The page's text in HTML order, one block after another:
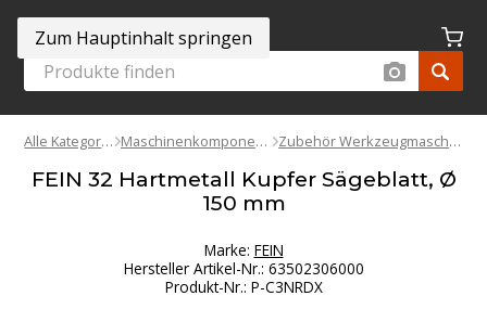
Zum Hauptinhalt springen
Alle Kategorien Maschinenkomponenten Zubehör Werkzeugmaschinen
FEIN 32 Hartmetall Kupfer Sägeblatt, Ø
150 mm
Marke: FEIN
Hersteller Artikel-Nr.: 63502306000
Produkt-Nr.: P-C3NRDX